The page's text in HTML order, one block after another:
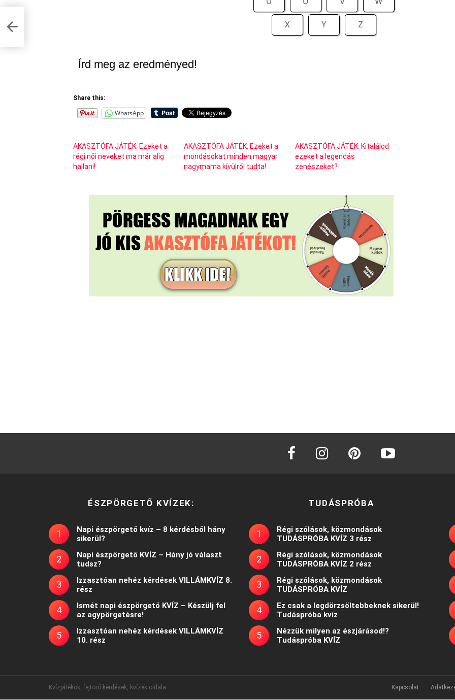
X
Y Z
Írd meg az eredményed!
Share this:
WhatsApp
AKASZTÓFA JÁTÉK: Ezeket a
régi női neveket ma már alig
hallani!
AKASZTÓFA JÁTÉK: Ezeket a
mondásokat minden magyar
nagymama kívülről tudta!
AKASZTÓFA JÁTÉK: Kitalálod
ezeket a legendás
zenészeket?
facebook instagram
ÉSZPÖRGETŐ KVÍZEK:
Napi észpörgető kvíz – 8 kérdésből hány
sikerül?
Napi észpörgető KVÍZ – Hány jó választ
tudsz?
Izzasztóan nehéz kérdések VILLÁMKVÍZ 8.
rész
Ismét napi észpörgető KVÍZ – Készülj fel
az agypörgetésre!
Izzasztóan nehéz kérdések VILLÁMKVÍZ
10. rész
TUDÁSPRÓBA
Régi szólások, közmondások
TUDÁSPRÓBA KVÍZ 3 rész
Régi szólások, közmondások
TUDÁSPRÓBA KVÍZ 2 rész
Régi szólások, közmondások
TUDÁSPRÓBA KVÍZ
Ez csak a legdörzsöltebbeknek sikerül!
Tudáspróba kvíz
Nézzük milyen az észjárásod!?
Tudáspróba KVÍZ
Kvízjátékok, fejtörő kérdések, kvízek oldala Kapcsolat